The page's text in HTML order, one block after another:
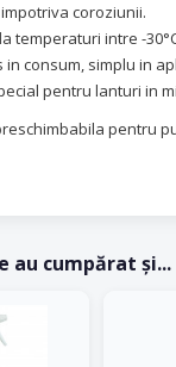
coroziunii.
temperaturi intre -
in consum, simplu in
pentru lanturi in
pentru
au cumpărat și...